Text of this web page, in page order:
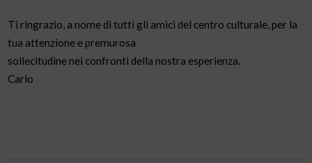
Ti ringrazio, a nome di tutti gli amici del centro culturale, per la
tua attenzione e premurosa
sollecitudine nei confronti della nostra esperienza.
Carlo